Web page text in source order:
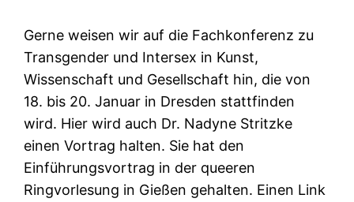
Gerne weisen wir auf die Fachkonferenz zu
Transgender und Intersex in Kunst,
Wissenschaft und Gesellschaft hin, die von
18. bis 20. Januar in Dresden stattfinden
wird. Hier wird auch Dr. Nadyne Stritzke
einen Vortrag halten. Sie hat den
Einführungsvortrag in der queeren
Ringvorlesung in Gießen gehalten. Einen Link